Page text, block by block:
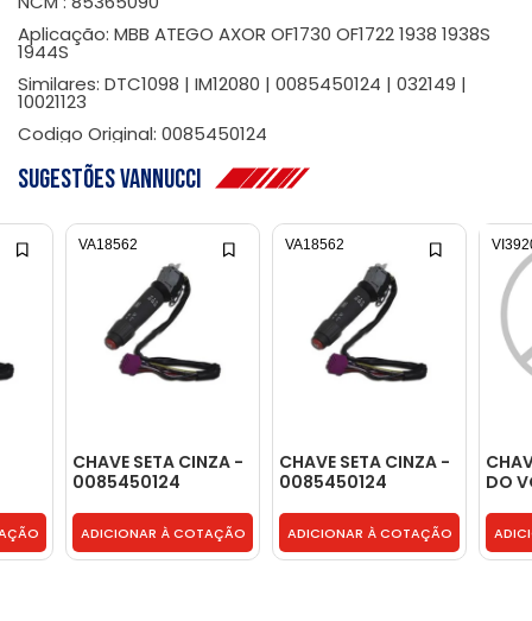
Aplicação: MBB ATEGO AXOR OF1730 OF1722 1938 1938S
1944S
Similares: DTC1098 | IM12080 | 0085450124 | 032149 |
10021123
Codigo Original: 0085450124
Sugestões Vannucci
CHAVE SETA CINZA -
0085450124
ADICIONAR À COTAÇÃO
VA18562
CHAVE SETA CINZA -
0085450124
ADICIONAR À COTAÇÃO
VA18562
DO
-